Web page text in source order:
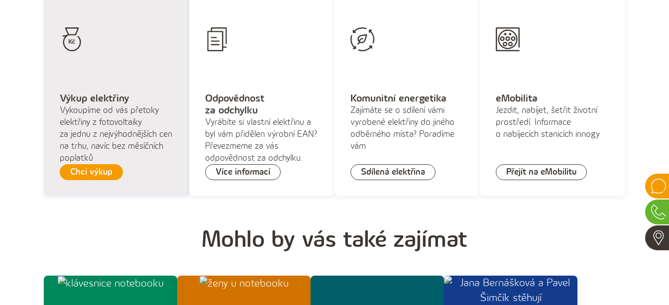
Výkup elektřiny
Vykoupíme od vás přetoky
elektřiny z fotovoltaiky
za jednu z nejvýhodnějších cen
na trhu, navíc bez měsíčních
poplatků
Chci výkup
Odpovědnost
za odchylku
Vyrábíte si vlastní elektřinu a
byl vám přidělen výrobní EAN?
Převezmeme za vás
odpovědnost za odchylku.
Více informací
Komunitní energetika
Zajímáte se o sdílení vámi
vyrobené elektřiny do jiného
odběrného místa? Poradíme
vám
Sdílená elektřina
eMobilita
Jezdit, nabíjet, šetřit životní
prostředí. Informace
o nabíjecích stanicích innogy
Přejít na eMobilitu
Mohlo by vás také zajímat
chat
chat